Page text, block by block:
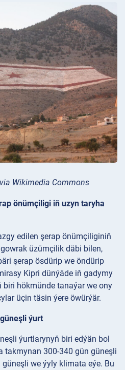
Wikimedia Commons
önümçiligi iň uzyn taryha
edilen şerap önümçiliginiň
üzümçilik däbi bilen,
şerap ösdürip we öndürip
Kipri dünýäde iň gadymy
hökmünde tanaýar we ony
üçin täsin ýere öwürýär.
ýurt
ýurtlarynyň biri edýän bol
takmynan 300-340 gün güneşli
we ýyly klimata eýe. Bu